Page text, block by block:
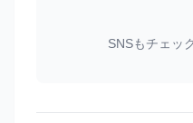
SNSもチェッ